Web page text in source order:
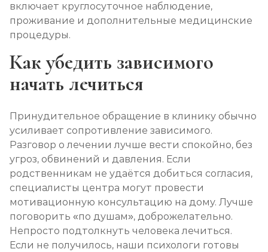
включает круглосуточное наблюдение,
проживание и дополнительные медицинские
процедуры.
Как убедить зависимого
начать лечиться
Принудительное обращение в клинику обычно
усиливает сопротивление зависимого.
Разговор о лечении лучше вести спокойно, без
угроз, обвинений и давления. Если
родственникам не удаётся добиться согласия,
специалисты центра могут провести
мотивационную консультацию на дому. Лучше
поговорить «по душам», доброжелательно.
Непросто подтолкнуть человека лечиться.
Если не получилось, наши психологи готовы